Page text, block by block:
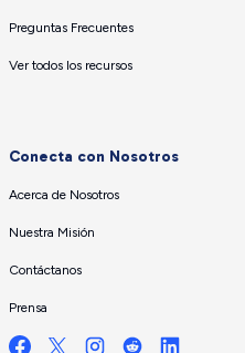
Preguntas Frecuentes
Ver todos los recursos
Conecta con Nosotros
Acerca de Nosotros
Nuestra Misión
Contáctanos
Prensa